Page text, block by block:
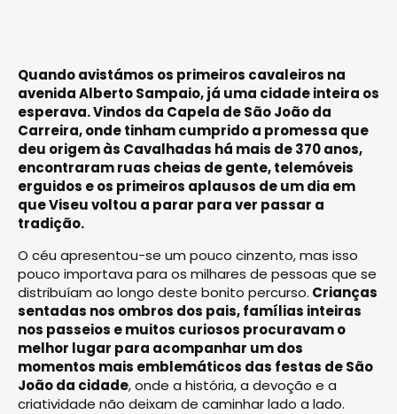
Quando avistámos os primeiros cavaleiros na
avenida Alberto Sampaio, já uma cidade inteira os
esperava. Vindos da Capela de São João da
Carreira, onde tinham cumprido a promessa que
deu origem às Cavalhadas há mais de 370 anos,
encontraram ruas cheias de gente, telemóveis
erguidos e os primeiros aplausos de um dia em
que Viseu voltou a parar para ver passar a
tradição.
O céu apresentou-se um pouco cinzento, mas isso
pouco importava para os milhares de pessoas que se
distribuíam ao longo deste bonito percurso. Crianças
sentadas nos ombros dos pais, famílias inteiras
nos passeios e muitos curiosos procuravam o
melhor lugar para acompanhar um dos
momentos mais emblemáticos das festas de São
João da cidade, onde a história, a devoção e a
criatividade não deixam de caminhar lado a lado.